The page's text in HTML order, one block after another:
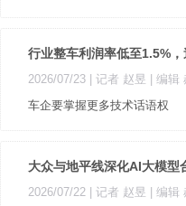
行业整车利润率低至1.5%
2026/07/23 | 记者 赵昱
| 编辑
车企要掌握更多技术话语权
大众与地平线深化AI大模
2026/07/22 | 记者 赵昱
| 编辑